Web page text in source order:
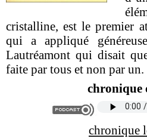
cristalline, est le premier
qui a appliqué
Lautréamont qui disait
faite par tous et non par un.
chronique
chronique